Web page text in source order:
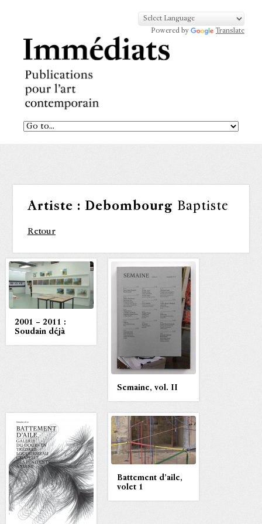
Powered by Translate
Artiste : Debombourg Baptiste
Retour
2001 – 2011 :
Soudain déjà
Semaine, vol. II
Battement d’aile,
volet 1